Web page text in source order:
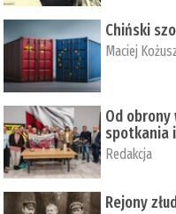
Chiński
Maciej
Od
spotkania
Redakcja
Rejony